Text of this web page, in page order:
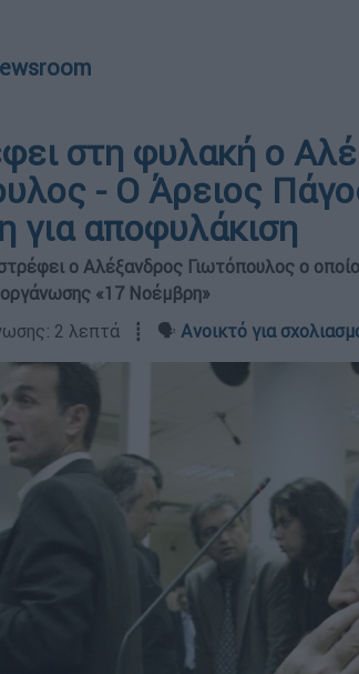
στη φυλακή ο
- Ο Άρειος
για αποφυλάκιση
ο Αλέξανδρος Γιωτόπουλος ο
«17 Νοέμβρη»
2 λεπτά ┋ 🗣️ Ανοικτό για